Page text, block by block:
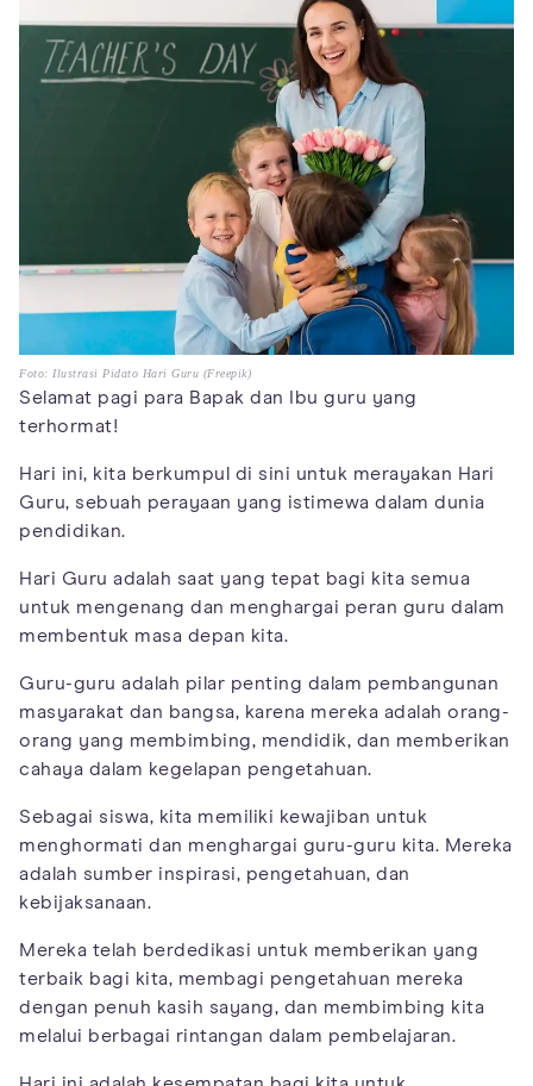
Foto: Ilustrasi Pidato Hari Guru (Freepik)
Selamat pagi para Bapak dan Ibu guru yang
terhormat!
Hari ini, kita berkumpul di sini untuk merayakan Hari
Guru, sebuah perayaan yang istimewa dalam dunia
pendidikan.
Hari Guru adalah saat yang tepat bagi kita semua
untuk mengenang dan menghargai peran guru dalam
membentuk masa depan kita.
Guru-guru adalah pilar penting dalam pembangunan
masyarakat dan bangsa, karena mereka adalah orang-
orang yang membimbing, mendidik, dan memberikan
cahaya dalam kegelapan pengetahuan.
Sebagai siswa, kita memiliki kewajiban untuk
menghormati dan menghargai guru-guru kita. Mereka
adalah sumber inspirasi, pengetahuan, dan
kebijaksanaan.
Mereka telah berdedikasi untuk memberikan yang
terbaik bagi kita, membagi pengetahuan mereka
dengan penuh kasih sayang, dan membimbing kita
melalui berbagai rintangan dalam pembelajaran.